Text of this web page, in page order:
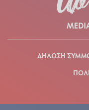
ΔΗΛΩΣΗ